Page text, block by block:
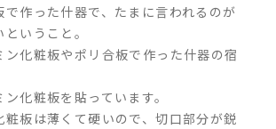
で作った什器で、たまに言われるのが
いうこと。
ン化粧板やポリ合板で作った什器の宿
化粧板を貼っています。
粧板は薄くて硬いので、切口部分が鋭